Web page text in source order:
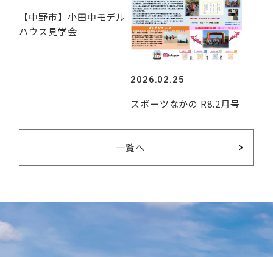
【中野市】小田中モデル
ハウス見学会
2026.02.25
スポーツなかの R8.2月号
一覧へ